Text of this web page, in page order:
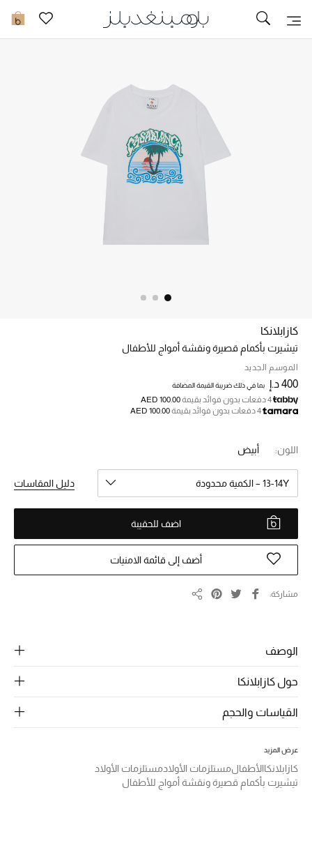
0 تخفيضات
خصم حتى 70%
تسوقوا الآن
ما وصلنا حديثاً
ما وصلنا حديثاً
النساء
الحقائب النسائية
أحذية النسائية
الجمال
الأطفال
كازابلانكا
تيشيرت بأكمام قصيرة ونقشة أمواج للأطفال
الموسم الجديد
400 د.إ بما في ذلك ضريبة القيمة المضافة
4 دفعات بدون فوائد بقيمة
AED 100.00
4 دفعات بدون فوائد بقيمة
AED 100.00
اللون: أبيض
13-14Y – الكمية محدودة دليل المقاسات
اضف للحقيبة
أضف إلى قائمة الامنيات
مشاركة
الوصف
حول كازابلانكا
القياسات والحجم
عرض المزيد
كازابلانكاالأطفالمستلزمات الأولادمستلزمات الأولاد
تيشيرت بأكمام قصيرة ونقشة أمواج للأطفال